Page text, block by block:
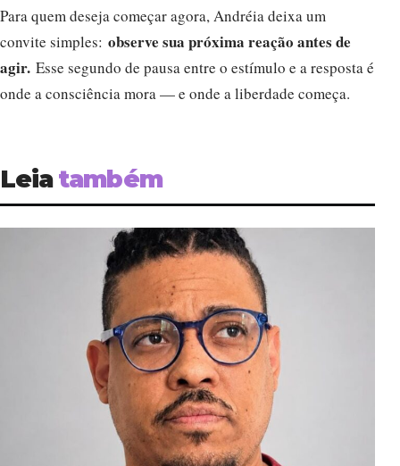
Para quem deseja começar agora, Andréia deixa um
convite simples: observe sua próxima reação antes de
agir. Esse segundo de pausa entre o estímulo e a resposta é
onde a consciência mora — e onde a liberdade começa.
Leiatambém